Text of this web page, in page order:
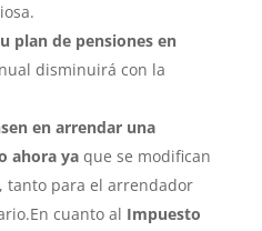
plan de pensiones en
disminuirá con la
en arrendar una
ahora yaque se modifican
tanto para el arrendador
cuanto al Impuesto